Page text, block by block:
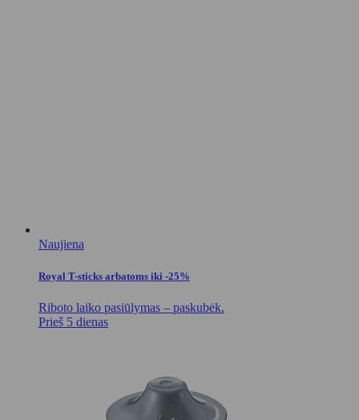
Naujiena
Royal T-sticks arbatoms iki -25%
Riboto laiko pasiūlymas – paskubėk.
Prieš 5 dienas